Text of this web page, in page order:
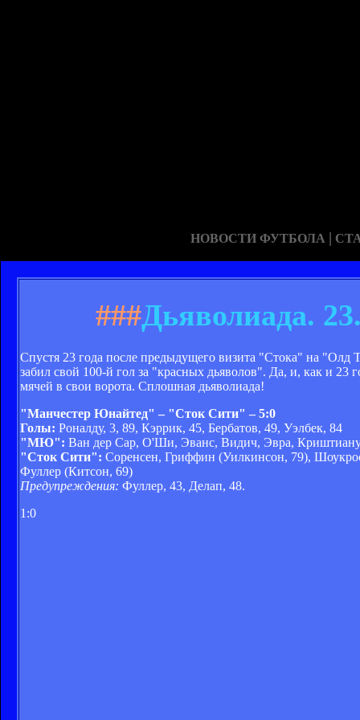
НОВОСТИ ФУТБОЛА |
###Дьяволиада.
Спустя 23 года после предыдущего визита "Стока" на "Олд
забил свой 100-й гол за "красных дьяволов". Да, и, как и 23
мячей в свои ворота. Сплошная дьяволиада!
"Манчестер Юнайтед" – "Сток Сити" – 5:0
Голы: Роналду, 3, 89, Кэррик, 45, Бербатов, 49, Уэлбек, 84
"МЮ": Ван дер Сар, О'Ши, Эванс, Видич, Эвра, Криштиану
"Сток Сити": Соренсен, Гриффин (Уилкинсон, 79),
Фуллер (Китсон, 69)
Предупреждения: Фуллер, 43, Делап, 48.
1:0